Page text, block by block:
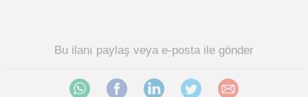
Bu ilanı paylaş veya e-posta ile gönder